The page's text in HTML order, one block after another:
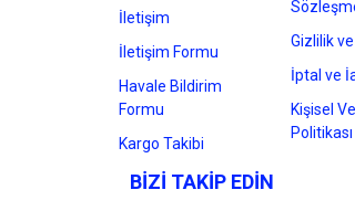
İletişim
İletişim Formu
Havale Bildirim
Formu
Kargo Takibi
Gizlilik
İptal ve
Kişisel
Politikası
BİZİ TAKİP EDİN